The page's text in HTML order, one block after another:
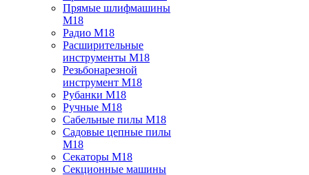
Прямые шлифмашины
M18
Радио M18
Расширительные
инструменты M18
Резьбонарезной
инструмент M18
Рубанки M18
Ручные M18
Сабельные пилы M18
Садовые цепные пилы
M18
Секаторы M18
Секционные машины